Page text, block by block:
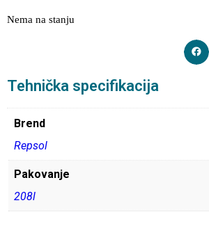
Nema na stanju
Tehnička specifikacija
Brend
Repsol
Pakovanje
208l